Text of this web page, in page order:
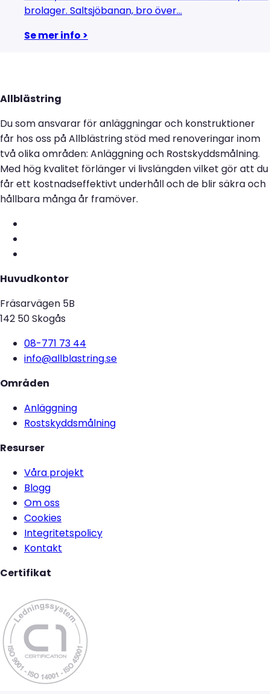
brolager. Saltsjöbanan, bro över...
Se mer info >
Allblästring
Du som ansvarar för anläggningar och konstruktioner
får hos oss på Allblästring stöd med renoveringar inom
två olika områden: Anläggning och Rostskyddsmålning.
Med hög kvalitet förlänger vi livslängden vilket gör att du
får ett kostnadseffektivt underhåll och de blir säkra och
hållbara många år framöver.
Huvudkontor
Fräsarvägen 5B
142 50 Skogås
08-771 73 44
info@allblastring.se
Områden
Anläggning
Rostskyddsmålning
Resurser
Våra projekt
Blogg
Om oss
Cookies
Integritetspolicy
Kontakt
Certifikat